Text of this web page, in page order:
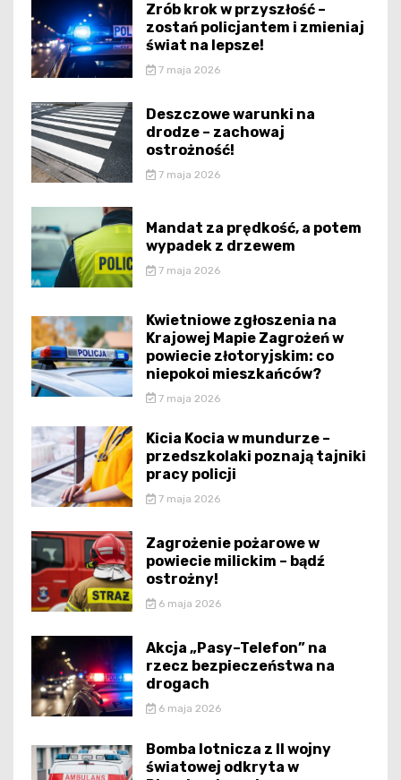
Zrób krok w przyszłość –
zostań policjantem i zmieniaj
świat na lepsze!
7 maja 2026
Deszczowe warunki na
drodze – zachowaj
ostrożność!
7 maja 2026
Mandat za prędkość, a potem
wypadek z drzewem
7 maja 2026
Kwietniowe zgłoszenia na
Krajowej Mapie Zagrożeń w
powiecie złotoryjskim: co
niepokoi mieszkańców?
7 maja 2026
Kicia Kocia w mundurze –
przedszkolaki poznają tajniki
pracy policji
7 maja 2026
Zagrożenie pożarowe w
powiecie milickim – bądź
ostrożny!
6 maja 2026
Akcja „Pasy–Telefon” na
rzecz bezpieczeństwa na
drogach
6 maja 2026
Bomba lotnicza z II wojny
światowej odkryta w